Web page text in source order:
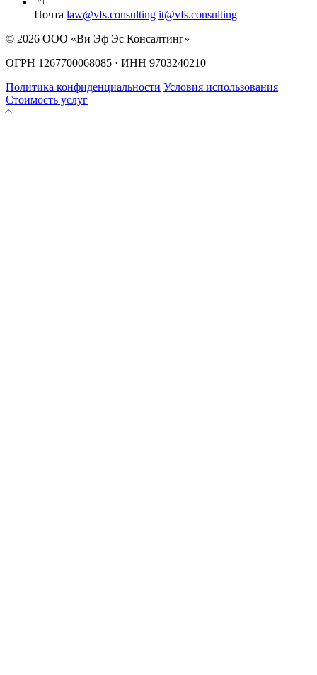
Почта law@vfs.consulting it@vfs.consulting
© 2026 ООО «Ви Эф Эс Консалтинг»
ОГРН 1267700068085 · ИНН 9703240210
Политика конфиденциальности Условия использования
Стоимость услуг